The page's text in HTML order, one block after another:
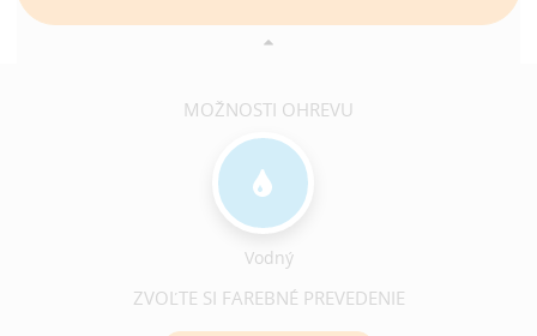
MOŽNOSTI OHREVU
Vodný
ZVOĽTE SI FAREBNÉ PREVEDENIE